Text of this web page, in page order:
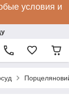
условия и